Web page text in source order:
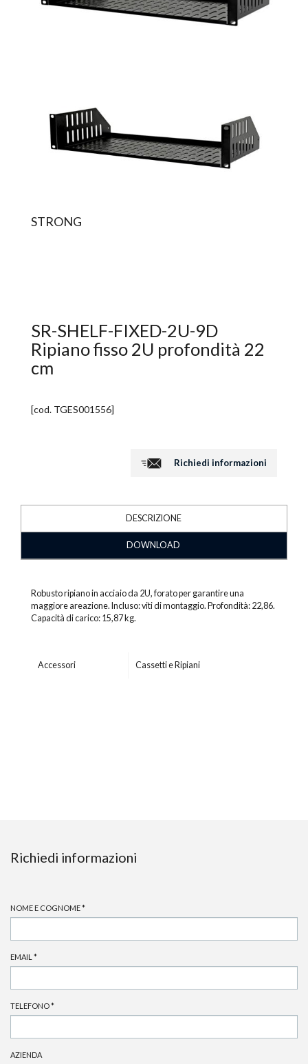
STRONG
SR-SHELF-FIXED-2U-9D
Ripiano fisso 2U profondità 22
cm
[cod. TGES001556]
Richiedi informazioni
DESCRIZIONE
DOWNLOAD
Robusto ripiano in acciaio da 2U, forato per garantire una
maggiore areazione. Incluso: viti di montaggio. Profondità: 22,86.
Capacità di carico: 15,87 kg.
Accessori Cassetti e Ripiani
Richiedi informazioni
NOME E COGNOME*
EMAIL *
TELEFONO*
AZIENDA